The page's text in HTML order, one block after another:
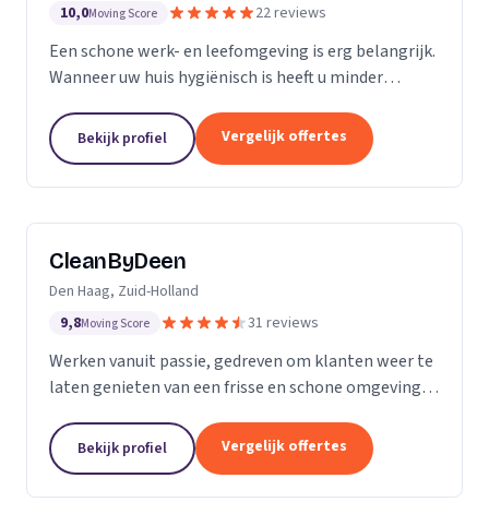
10,0Moving Score 22 reviews
Een schone werk- en leefomgeving is erg belangrijk.
Wanneer uw huis hygiënisch is heeft u minder
een goede indruk op anderen, als uw bedrijfspand...
Bekijk profiel Vergelijk offertes
CleanByDeen
Den Haag, Zuid-Holland
9,8Moving Score 31 reviews
Werken vanuit passie, gedreven om klanten weer te
laten genieten van een frisse en schone omgeving.
Beleef het weer als nieuw! Het bedrijf voor uw...
Bekijk profiel Vergelijk offertes